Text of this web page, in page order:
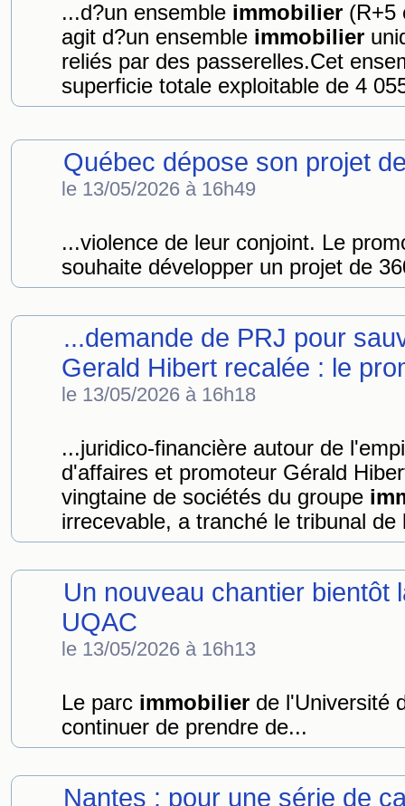
...d?un ensemble immobilier (R+5
agit d?un ensemble immobilier
reliés par des passerelles.Cet
superficie totale exploitable de 4
Québec dépose son projet
le 13/05/2026 à 16h49
...violence de leur conjoint. Le
souhaite développer un projet de
...demande de PRJ pour
Gerald Hibert recalée : le
le 13/05/2026 à 16h18
...juridico-financière autour de
d'affaires et promoteur Gérald
vingtaine de sociétés du groupe
irrecevable, a tranché le tribunal de
Un nouveau chantier bientôt
UQAC
le 13/05/2026 à 16h13
Le parc immobilier de l'Université
continuer de prendre de...
Nantes : pour une série de